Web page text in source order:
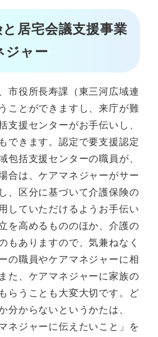
居宅会議支援事業
ジャー
市役所長寿課（東三河広域連
ことができますし、来庁が難
支援センターがお手伝いし、
できます。認定で要支援認定
包括支援センターの職員が、
合は、ケアマネジャーがサー
、区分に基づいて介護保険の
していただけるようお手伝い
を高めるもののほか、介護の
もありますので、気兼ねなく
の職員やケアマネジャーに相
た、ケアマネジャーに家族の
らうことも大変大切です。ど
分からないというかたは、
ネジャーに伝えたいこと」を